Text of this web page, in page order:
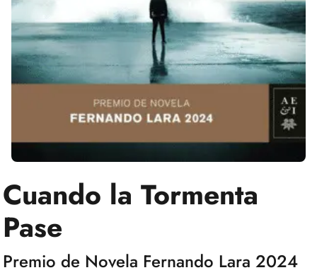
Cuando la Tormenta
Pase
Premio de Novela Fernando Lara 2024